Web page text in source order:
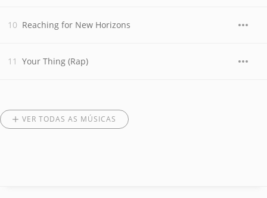
Reaching for New Horizons
Your Thing (Rap)
VER TODAS AS MÚSICAS